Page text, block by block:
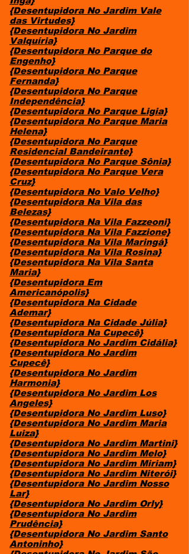
{Desentupidora No Jardim Vale
das Virtudes}
{Desentupidora No Jardim
Valquíria}
{Desentupidora No Parque do
Engenho}
{Desentupidora No Parque
Fernanda}
{Desentupidora No Parque
Independência}
{Desentupidora No Parque Ligia}
{Desentupidora No Parque Maria
Helena}
{Desentupidora No Parque
Residencial Bandeirante}
{Desentupidora No Parque Sônia}
{Desentupidora No Parque Vera
Cruz}
{Desentupidora No Valo Velho}
{Desentupidora Na Vila das
Belezas}
{Desentupidora Na Vila Fazzeoni}
{Desentupidora Na Vila Fazzione}
{Desentupidora Na Vila Maringá}
{Desentupidora Na Vila Rosina}
{Desentupidora Na Vila Santa
Maria}
{Desentupidora Em
Americanópolis}
{Desentupidora Na Cidade
Ademar}
{Desentupidora Na Cidade Júlia}
{Desentupidora Na Cupecê}
{Desentupidora No Jardim Cidália}
{Desentupidora No Jardim
Cupecê}
{Desentupidora No Jardim
Harmonia}
{Desentupidora No Jardim Los
Angeles}
{Desentupidora No Jardim Luso}
{Desentupidora No Jardim Maria
Luiza}
{Desentupidora No Jardim Martini}
{Desentupidora No Jardim Melo}
{Desentupidora No Jardim Miriam}
{Desentupidora No Jardim Niterói}
{Desentupidora No Jardim Nosso
Lar}
{Desentupidora No Jardim Orly}
{Desentupidora No Jardim
Prudência}
{Desentupidora No Jardim Santo
Antoninho}